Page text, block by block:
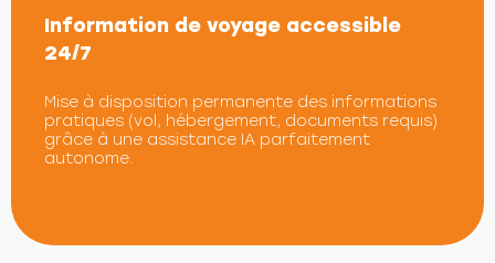
Information de voyage accessible
24/7
Mise à disposition permanente des informations
pratiques (vol, hébergement, documents requis)
grâce à une assistance IA parfaitement
autonome.